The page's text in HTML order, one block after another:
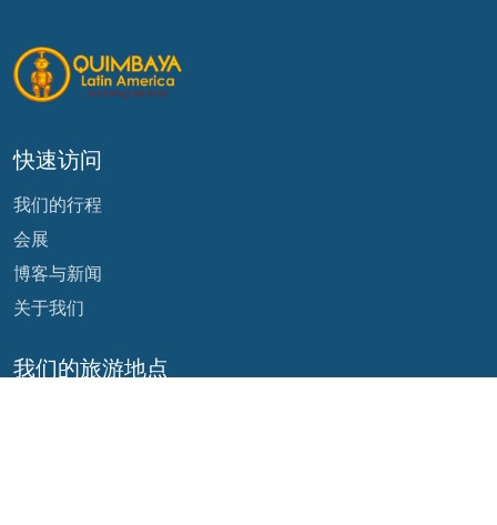
我们的旅游地点
快速访问
我们的行程
会展
博客与新闻
关于我们